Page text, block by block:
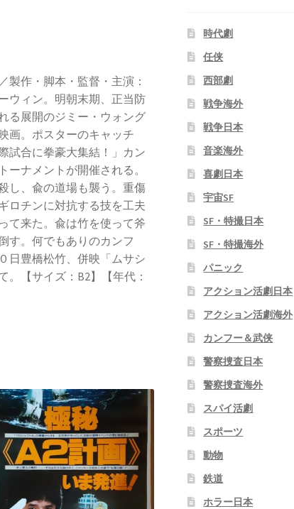
製作・脚本・監督・主演：
ウィン。明朝末期、正当防
る展開のジミー・ウォング
画。ポスターのキャッチ
試合に拳豪大集結！」カン
ナメントが開催される。
し、兪の道場も襲う。重傷
ロチンに対抗する技を工夫
て来た。兪は竹を使って斧
す。何でもありのカンフ
日豊橋松竹、併映「ムサシ
【サイズ：B2】【年代：
時代劇
任侠
西部劇
戦争海外
戦争日本
音楽海外
喜劇日本
宇宙SF
SF・特撮日本
SF・特撮海外
パニック
アクション活劇日本
アクション活劇海外
カンフー＆武侠
警察捜査日本
警察捜査海外
スパイ活劇
スポーツ
動物
鉄道
ホラー日本